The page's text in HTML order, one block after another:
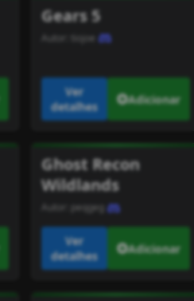
Gears 5
Autor: tiojoe
Ver
detalhes
Adicionar
Ghost Recon
Wildlands
Autor: peqgeg
Ver
detalhes
Adicionar